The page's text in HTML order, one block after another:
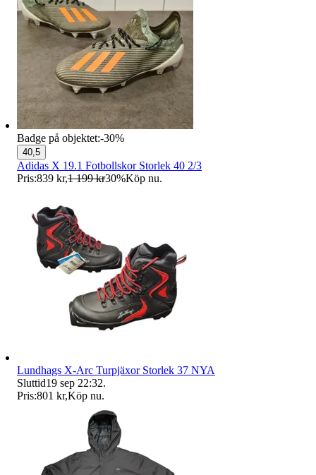
Badge på objektet:-30%
40,5
Adidas X 19.1 Fotbollskor Storlek 40 2/3
Pris:839 kr,1 199 kr30%Köp nu.
Lundhags X-Arc Turpjäxor Storlek 37 NYA
Sluttid19 sep 22:32.
Pris:801 kr,Köp nu.